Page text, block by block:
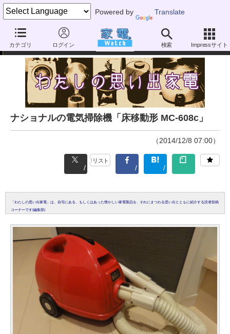
Powered by Translate
カテゴリ ログイン 検索 Impressサイト
読者投稿
ナショナルの電気掃除機「床移動形 MC-608c」
（2014/12/8 07:00）
リスト
「わたしの思い出家電」は、自宅にある、もしくはあった懐かしい家電製品を、それにまつわる思い出とともに紹介する読者投稿
コーナーです(編集部)